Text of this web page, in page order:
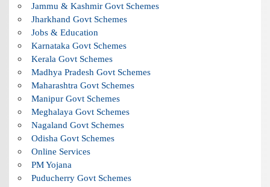
Jammu & Kashmir Govt Schemes
Jharkhand Govt Schemes
Jobs & Education
Karnataka Govt Schemes
Kerala Govt Schemes
Madhya Pradesh Govt Schemes
Maharashtra Govt Schemes
Manipur Govt Schemes
Meghalaya Govt Schemes
Nagaland Govt Schemes
Odisha Govt Schemes
Online Services
PM Yojana
Puducherry Govt Schemes